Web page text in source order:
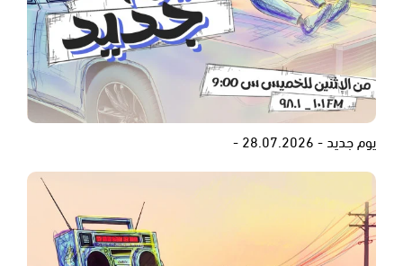
يوم جديد - 28.07.2026 -